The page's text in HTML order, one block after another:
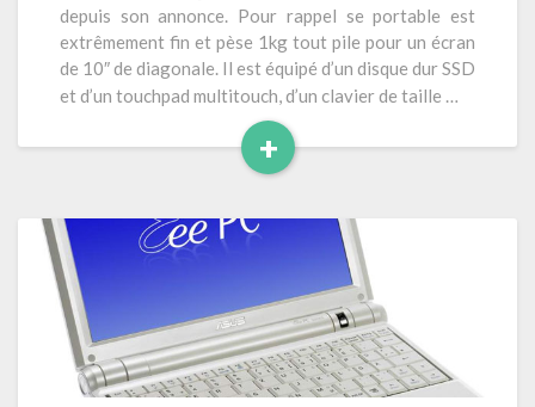
1
0
1
v
1
2
H
A
e
r
è
s
b
ô
d
i
s
p
depuis son annonce. Pour rappel se portable est
extrêmement fin et pèse 1kg tout pile pour un écran
de 10″ de diagonale. Il est équipé d’un disque dur SSD
et d’un touchpad multitouch, d’un clavier de taille …
+
L
r
e
l
a
s
u